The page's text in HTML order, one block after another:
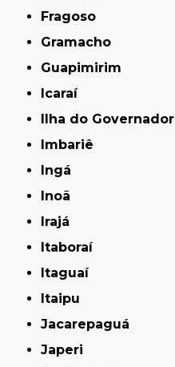
Fragoso
Gramacho
Guapimirim
Icaraí
Ilha do Governador
Imbariê
Ingá
Inoã
Irajá
Itaboraí
Itaguaí
Itaipu
Jacarepaguá
Japeri